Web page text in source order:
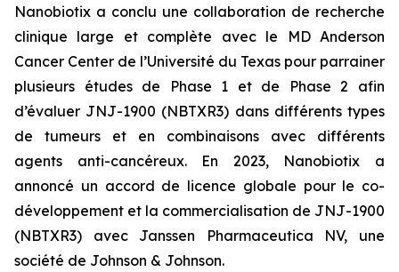
Nanobiotix a conclu une collaboration de recherche
clinique large et complète avec le MD Anderson
Cancer Center de l’Université du Texas pour parrainer
plusieurs études de Phase 1 et de Phase 2 afin
d’évaluer JNJ-1900 (NBTXR3) dans différents types
de tumeurs et en combinaisons avec différents
agents anti-cancéreux. En 2023, Nanobiotix a
annoncé un accord de licence globale pour le co-
développement et la commercialisation de JNJ-1900
(NBTXR3) avec Janssen Pharmaceutica NV, une
société de Johnson & Johnson.